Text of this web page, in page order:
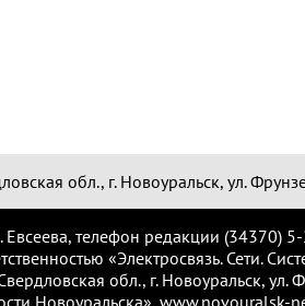
обл., г. Новоуральск, ул.
Евсеева, телефон редакции (34370)
«Электросвязь. Сети.
обл., г. Новоуральск, ул.